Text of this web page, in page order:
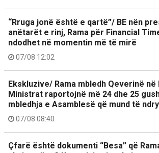
“Rruga jonë është e qartë”/ BE nën
anëtarët e rinj, Rama për Financial
ndodhet në momentin më të mirë
07/08 12:02
Ekskluzive/ Rama mbledh Qeverinë
Ministrat raportojnë më 24 dhe 25
mbledhja e Asamblesë që mund të
07/08 08:40
Çfarë është dokumenti “Besa” që